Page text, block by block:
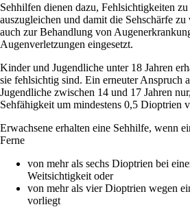
Sehhilfen dienen dazu, Fehlsichtigkeiten
auszugleichen und damit die Sehschärfe zu
auch zur Behandlung von
Augenverletzungen eingesetzt.
Kinder und Jugendliche unter 18 Jahren
sie fehlsichtig sind. Ein erneuter Anspruch
Jugendliche zwischen 14 und 17 Jahren
Sehfähigkeit um mindestens 0,5 Dioptrien
Erwachsene erhalten eine Sehhilfe, wenn
Ferne
von mehr als sechs Dioptrien bei
Weitsichtigkeit oder
von mehr als vier Dioptrien wegen
vorliegt